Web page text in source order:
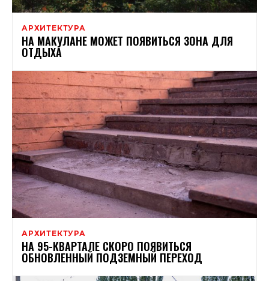
АРХИТЕКТУРА
НА МАКУЛАНЕ МОЖЕТ ПОЯВИТЬСЯ ЗОНА ДЛЯ
ОТДЫХА
АРХИТЕКТУРА
НА 95-КВАРТАЛЕ СКОРО ПОЯВИТЬСЯ
ОБНОВЛЕННЫЙ ПОДЗЕМНЫЙ ПЕРЕХОД